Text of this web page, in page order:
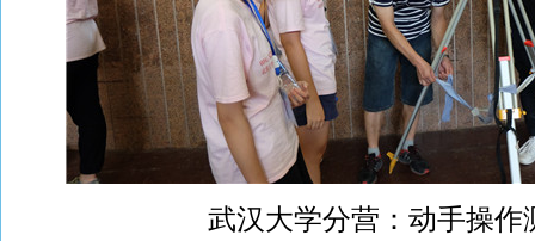
武汉大学分营：动手操作